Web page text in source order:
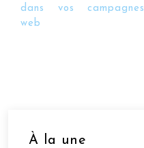
dans vos campagnes
web
À la une